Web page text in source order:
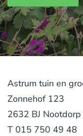
Astrum tuin en
Zonnehof 123
2632 BJ Nootdorp
T 015 750 49 48